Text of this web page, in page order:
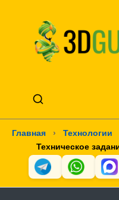
Главная › Технологии
Техническое